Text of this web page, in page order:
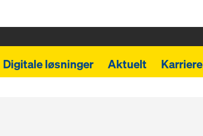
Digitale løsninger Aktuelt Karriere